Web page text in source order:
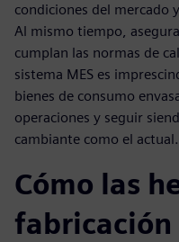
condiciones del mercado
Al mismo tiempo,
cumplan las normas de
sistema MES es
bienes de consumo
operaciones y seguir
cambiante como el actual.
Cómo las